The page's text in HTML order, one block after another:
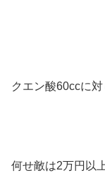
クエン酸60ccに対
何せ敵は2万円以